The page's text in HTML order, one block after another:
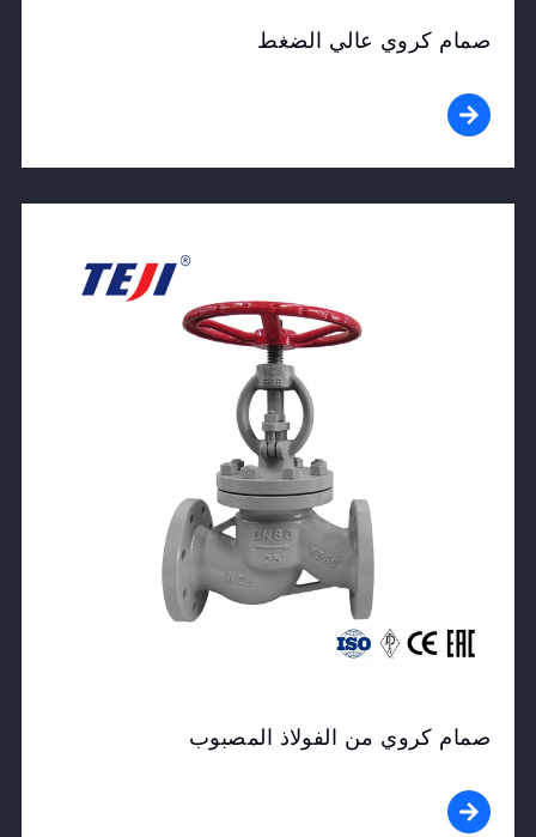
صمام كروي عالي الضغط
صمام كروي من الفولاذ المصبوب